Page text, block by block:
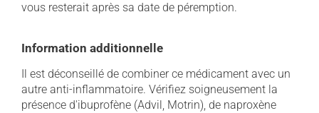
vous resterait après sa date de péremption.
Information additionnelle
Il est déconseillé de combiner ce médicament avec un
autre anti-inflammatoire. Vérifiez soigneusement la
présence d'ibuprofène (Advil, Motrin), de naproxène